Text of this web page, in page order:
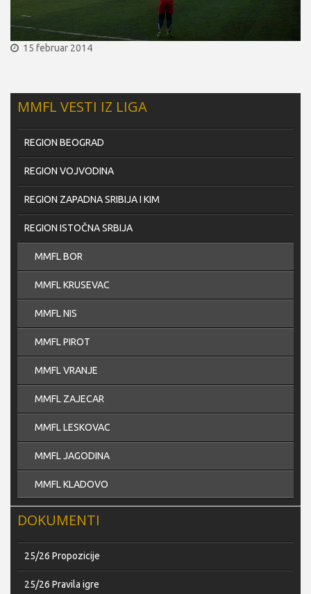
15 februar 2014
MMFL VESTI IZ LIGA
REGION BEOGRAD
REGION VOJVODINA
REGION ZAPADNA SRIBIJA I KIM
REGION ISTOČNA SRBIJA
MMFL BOR
MMFL KRUSEVAC
MMFL NIS
MMFL PIROT
MMFL VRANJE
MMFL ZAJECAR
MMFL LESKOVAC
MMFL JAGODINA
MMFL KLADOVO
DOKUMENTI
25/26 Propozicije
25/26 Pravila igre